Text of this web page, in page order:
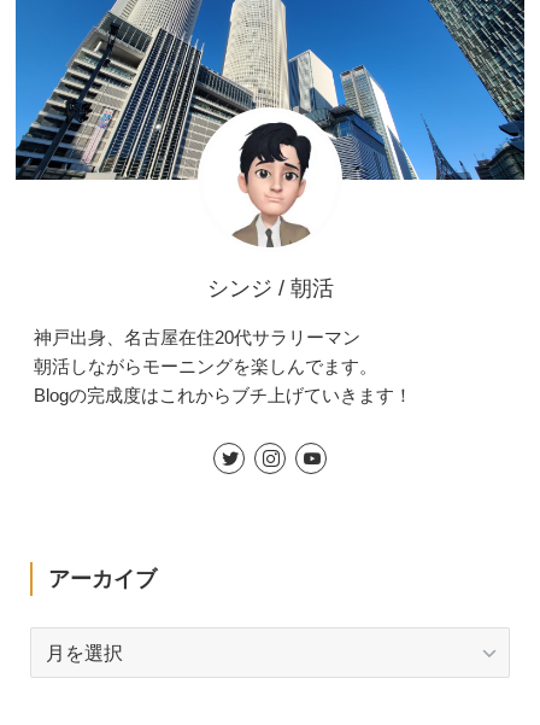
シンジ / 朝活
神戸出身、名古屋在住20代サラリーマン
朝活しながらモーニングを楽しんでます。
Blogの完成度はこれからブチ上げていきます！
アーカイブ